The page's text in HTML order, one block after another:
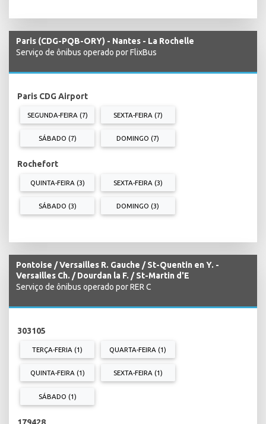
Paris (CDG-PQB-ORY) - Nantes - La Rochelle
Serviço de ônibus operado por FlixBus
Paris CDG Airport
SEGUNDA-FEIRA (7) SEXTA-FEIRA (7)
SÁBADO (7) DOMINGO (7)
Rochefort
QUINTA-FEIRA (3) SEXTA-FEIRA (3)
SÁBADO (3) DOMINGO (3)
Pontoise / Versailles R. Gauche / St-Quentin en Y. -
Versailles Ch. / Dourdan la F. / St-Martin d'E
Serviço de ônibus operado por RER C
303105
TERÇA-FERIA (1) QUARTA-FEIRA (1)
QUINTA-FEIRA (1) SEXTA-FEIRA (1)
SÁBADO (1)